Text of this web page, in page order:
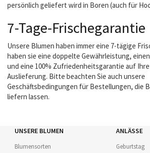
persönlich geliefert wird in Boren (auch für
7-Tage-Frischegarantie
Unsere Blumen haben immer eine 7-tägige
haben sie eine doppelte Gewährleistung,
und eine 100% Zufriedenheitsgarantie auf
Auslieferung. Bitte beachten Sie auch unsere
Geschäftsbedingungen für Bestellungen, die
liefern lassen.
UNSERE BLUMEN
Blumensorten
ANLÄSSE
Geburtstag